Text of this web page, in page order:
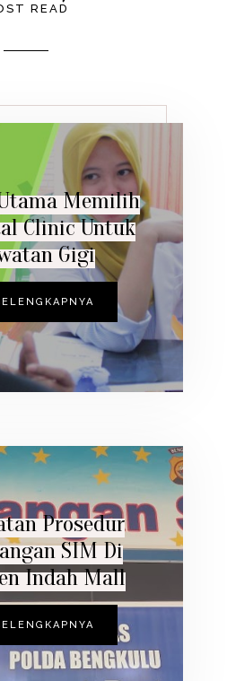
READ
Memilih
Clinic Untuk
Gigi
Prosedur
SIM Di
Indah Mall